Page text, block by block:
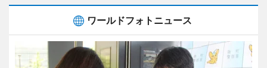
ワールドフォトニュース